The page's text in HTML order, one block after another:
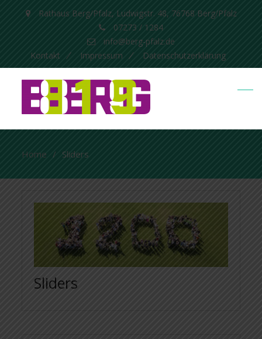
Rathaus Berg/Pfalz, Ludwigstr. 48, 76768 Berg/Pfalz
07273 / 1284
info@berg-pfalz.de
Kontakt
Impressum Datenschutzerklärung
Home Sliders
Sliders